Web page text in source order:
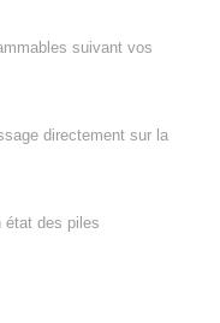
suivant vos
directement sur la
état des piles